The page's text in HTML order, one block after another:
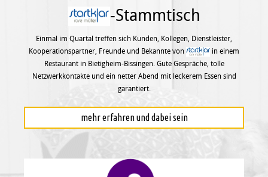
-Stammtisch
Einmal im Quartal treffen sich Kunden, Kollegen, Dienstleister,
Kooperationspartner, Freunde und Bekannte von
in einem
Restaurant in Bietigheim-Bissingen. Gute Gespräche, tolle
Netzwerkkontakte und ein netter Abend mit leckerem Essen sind
garantiert.
mehr erfahren und dabei sein